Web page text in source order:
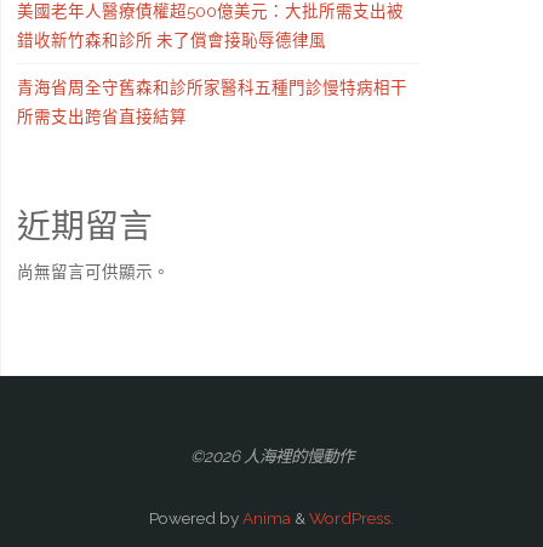
美國老年人醫療債權超500億美元：大批所需支出被
錯收新竹森和診所 未了償會接恥辱德律風
青海省周全守舊森和診所家醫科五種門診慢特病相干
所需支出跨省直接結算
近期留言
尚無留言可供顯示。
©2026 人海裡的慢動作
Powered byAnima & WordPress.